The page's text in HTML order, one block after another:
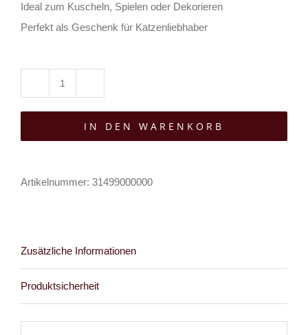
Ideal zum Kuscheln, Spielen oder Dekorieren
Perfekt als Geschenk für Katzenliebhaber
Kissen
IN DEN WARENKORB
Artikelnummer: 31499000000
Zusätzliche Informationen
Produktsicherheit